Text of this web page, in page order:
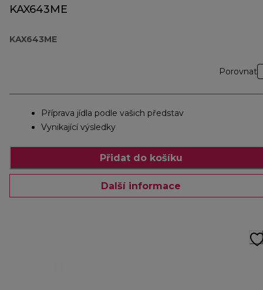
KAX643ME
KAX643ME
Porovnat
Příprava jídla podle vašich představ
Vynikající výsledky
Přidat do košíku
Další informace